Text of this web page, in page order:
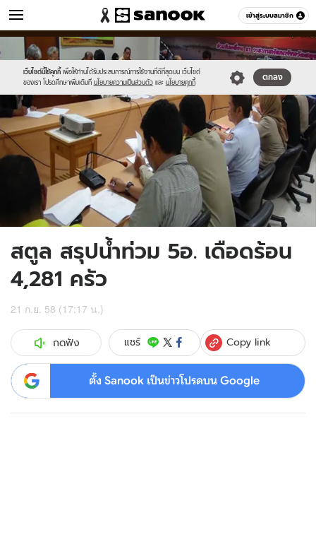
เข้าสู่ระบบสมาชิก
ข่าว หมวดอื่นๆ
เว็บไซต์นี้ใช้คุกกี้ เพื่อให้ท่านได้รับประสบการณ์การใช้งานที่ดีที่สุดบน เว็บไซต์
ของเรา โปรดศึกษาเพิ่มเติมที่ นโยบายความเป็นส่วนตัว และ นโยบายคุกกี้
ตกลง
Sanook
//s.isanook.com/sr/0/images/logo-
new-
sanook.png
600
//s.isanook.com/ns/0/ud/373/1869366/647386-
01.jpg
สตูล สรุปน้ำท่วม 5อ. เดือดร้อน
4,281 ครัว
21 ก.ย. 58 (17:17 น.)
กดฟัง แชร์ Copy link
ตั้ง Sanook เป็นข่าวโปรดบน Google